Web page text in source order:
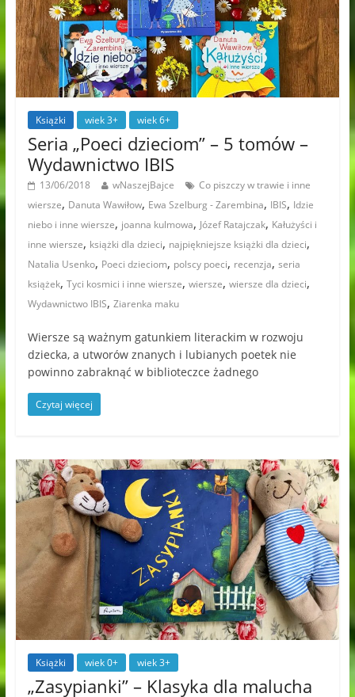
Książki wiek 3+ wiek 6+
Seria „Poeci dzieciom” – 5 tomów –
Wydawnictwo IBIS
13/06/2018 wNaszejBajce
Co piszczy w trawie i inne
wiersze, Danuta Wawiłow, Ewa Szelburg - Zarembina, IBIS, Idzie
niebo i inne wiersze, joanna kulmowa, Józef Ratajczak, Kałużyści i
inne wiersze, książki dla dzieci, najpiękniejsze książki dla dzieci,
Natalia Usenko, Poeci dzieciom, polscy poeci, recenzja, seria
książek, Tyci kosmici i inne wiersze, wiersze, wiersze dla dzieci,
Wydawnictwo IBIS, Ziarenka maku
Wiersze są ważnym gatunkiem literackim w rozwoju
dziecka, a utworów znanych i lubianych poetek nie
powinno zabraknąć w biblioteczce żadnego
Czytaj więcej
Książki wiek 0+ wiek 3+
„Zasypianki” – Klasyka dla malucha